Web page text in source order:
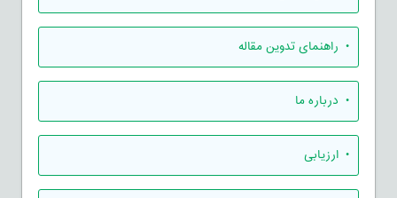
• راهنمای تدوين مقاله
• درباره ما
• ارزيابی